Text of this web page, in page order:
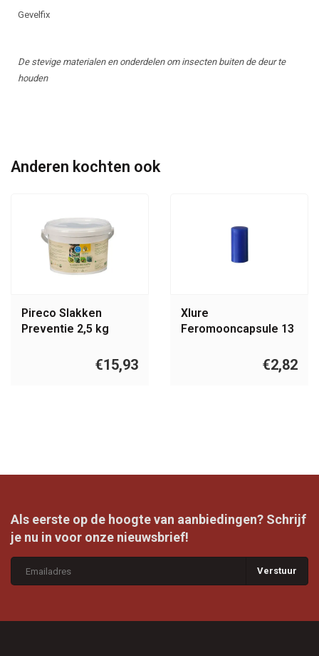
Gevelfix
De stevige materialen en onderdelen om insecten buiten de deur te
houden
Anderen kochten ook
Pireco Slakken
Preventie 2,5 kg
€15,93
Xlure
Feromooncapsule 13
€2,82
Als eerste op de hoogte van aanbiedingen? Schrijf
je nu in voor onze nieuwsbrief!
Verstuur